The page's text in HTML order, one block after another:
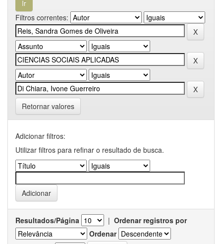
Filtros correntes:
Retornar valores
Adicionar filtros:
Utilizar filtros para refinar o resultado de busca.
Resultados/Página | Ordenar registros por
Ordenar